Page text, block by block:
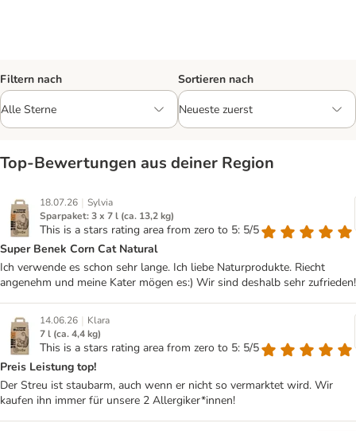
Filtern nach Sortieren nach
Top‑Bewertungen aus deiner Region
18.07.26 | Sylvia
Sparpaket: 3 x 7 l (ca. 13,2 kg)
This is a stars rating area from zero to 5: 5/5
Super Benek Corn Cat Natural
Ich verwende es schon sehr lange. Ich liebe Naturprodukte. Riecht
angenehm und meine Kater mögen es:) Wir sind deshalb sehr zufrieden!
14.06.26 | Klara
7 l (ca. 4,4 kg)
This is a stars rating area from zero to 5: 5/5
Preis Leistung top!
Der Streu ist staubarm, auch wenn er nicht so vermarktet wird. Wir
kaufen ihn immer für unsere 2 Allergiker*innen!